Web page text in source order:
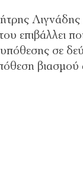
Λιγνάδης
επιβάλλει
σε